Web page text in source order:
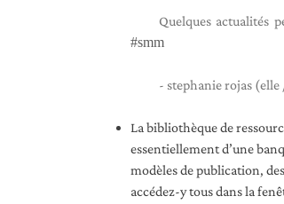
Quelques actualités
#smm
- stephanie rojas
La bibliothèque de
essentiellement d’une
modèles de publication,
accédez-y tous dans la